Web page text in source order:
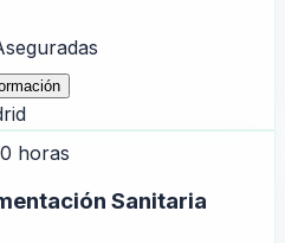
horas
Sanitaria